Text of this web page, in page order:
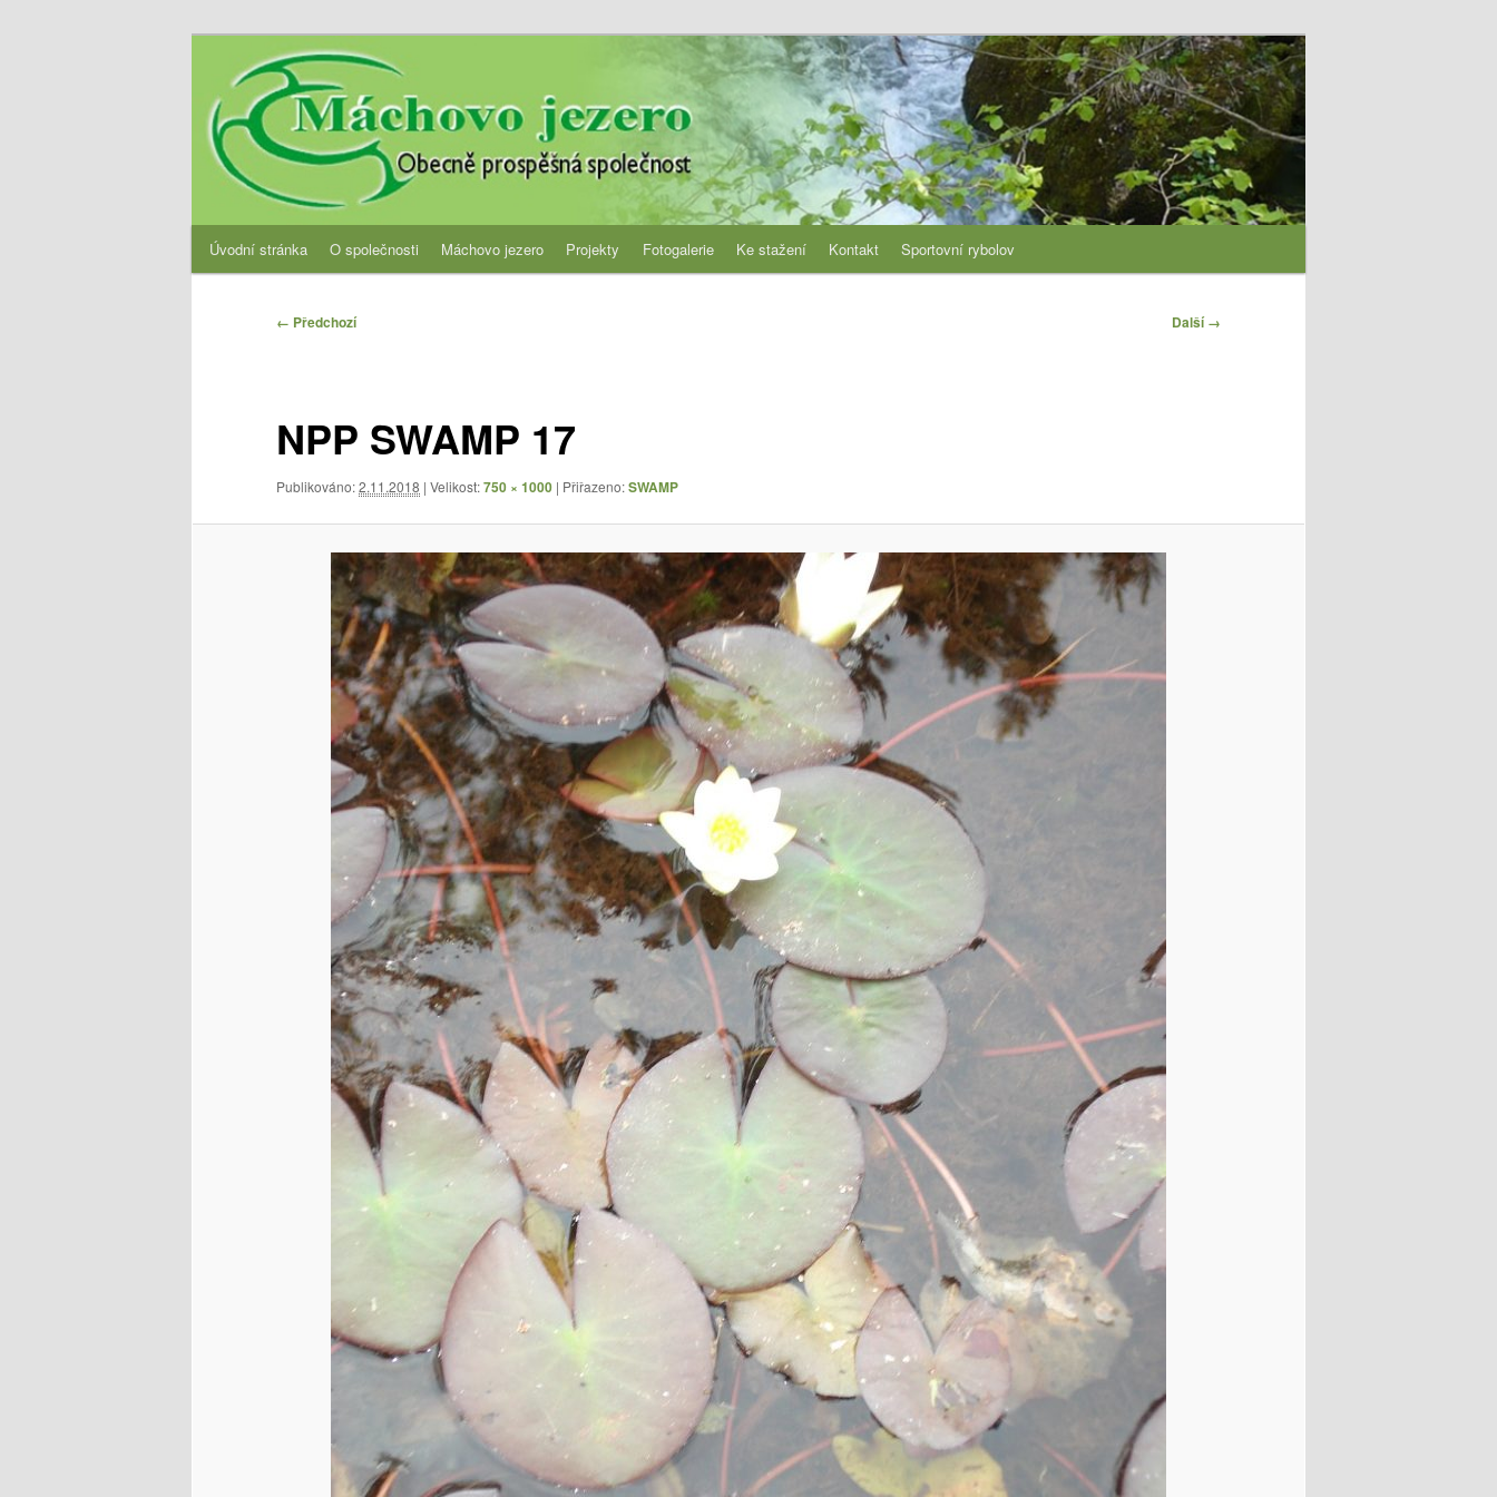
OPS Máchovo jezero
Obecně prospěšná společnost
Hlavní
Úvodní stránka O společnosti Máchovo jezero Projekty Fotogalerie Ke stažení Kontakt Sportovní rybolov
Navigace
← Předchozí Další →
NPP SWAMP 17
Publikováno:2.11.2018 | Velikost:750 × 1000 | Přiřazeno:SWAMP